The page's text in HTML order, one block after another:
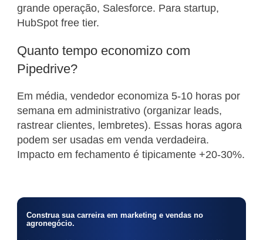
grande operação, Salesforce. Para startup,
HubSpot free tier.
Quanto tempo economizo com
Pipedrive?
Em média, vendedor economiza 5-10 horas por
semana em administrativo (organizar leads,
rastrear clientes, lembretes). Essas horas agora
podem ser usadas em venda verdadeira.
Impacto em fechamento é tipicamente +20-30%.
Construa sua carreira em marketing e vendas no
agronegócio.